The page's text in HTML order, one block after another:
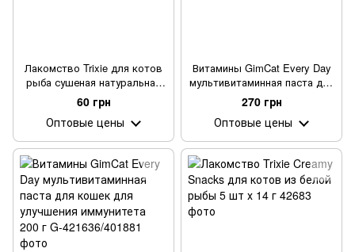
Лакомство Trixie для котов
рыба сушеная натуральная
50 г
60 грн
Оптовые цены
Витамины GimCat Every Day
мультивитаминная паста для
кошек для улучшения
иммунитета 50 г
270 грн
Оптовые цены